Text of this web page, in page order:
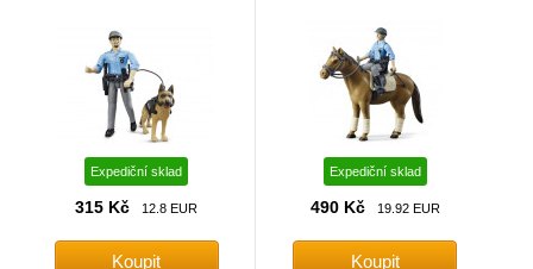
Expediční sklad
315 Kč 12.8 EUR
Expediční sklad
490 Kč 19.92 EUR